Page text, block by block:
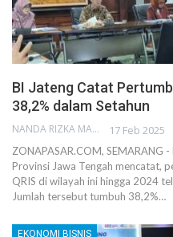
BI Jateng Catat
38,2% dalam Setahun
NANDA RIZKA MAHENDRA 17 Feb 2025
ZONAPASAR.COM, SEMARANG
Provinsi Jawa Tengah mencatat,
QRIS di wilayah ini hingga 2024
Jumlah tersebut tumbuh 38,2%…
EKONOMI BISNIS